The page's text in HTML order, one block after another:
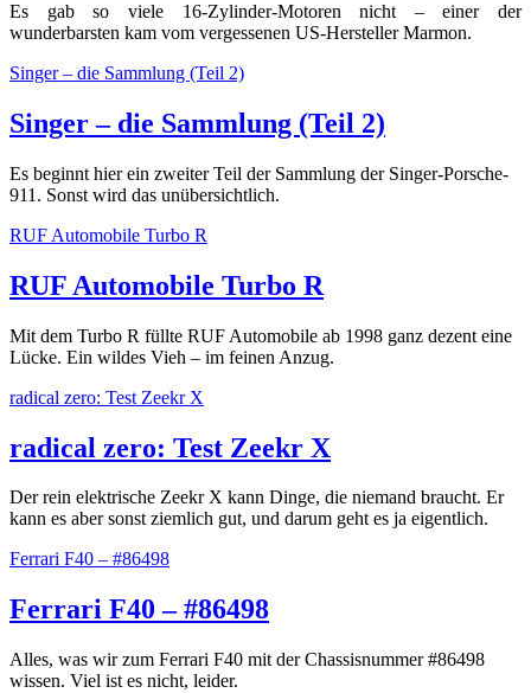
Es gab so viele 16-Zylinder-Motoren nicht – einer der
wunderbarsten kam vom vergessenen US-Hersteller Marmon.
Singer – die Sammlung (Teil 2)
Singer – die Sammlung (Teil 2)
Es beginnt hier ein zweiter Teil der Sammlung der Singer-Porsche-
911. Sonst wird das unübersichtlich.
RUF Automobile Turbo R
RUF Automobile Turbo R
Mit dem Turbo R füllte RUF Automobile ab 1998 ganz dezent eine
Lücke. Ein wildes Vieh – im feinen Anzug.
radical zero: Test Zeekr X
radical zero: Test Zeekr X
Der rein elektrische Zeekr X kann Dinge, die niemand braucht. Er
kann es aber sonst ziemlich gut, und darum geht es ja eigentlich.
Ferrari F40 – #86498
Ferrari F40 – #86498
Alles, was wir zum Ferrari F40 mit der Chassisnummer #86498
wissen. Viel ist es nicht, leider.